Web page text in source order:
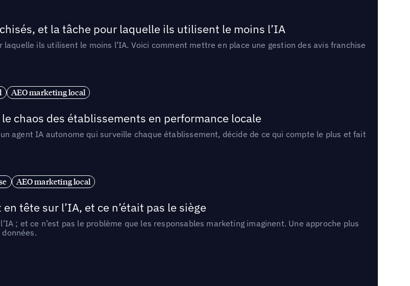
et la tâche pour laquelle ils utilisent le moins l’IA
ils utilisent le moins l’IA. Voici comment mettre en place une gestion des avis franchise
AEO marketing local
chaos des établissements en performance locale
agent IA autonome qui surveille chaque établissement, décide de ce qui compte le plus et fait
AEO marketing local
tête sur l’IA, et ce n’était pas le siège
; et ce n’est pas le problème que les responsables marketing imaginent. Une approche plus